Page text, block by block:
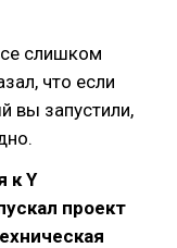
слишком
что если
вы запустили,
к Y
проект